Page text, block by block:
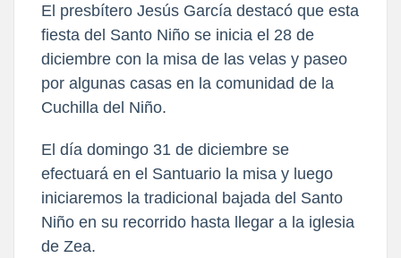
El presbítero Jesús García destacó que esta
fiesta del Santo Niño se inicia el 28 de
diciembre con la misa de las velas y paseo
por algunas casas en la comunidad de la
Cuchilla del Niño.
El día domingo 31 de diciembre se
efectuará en el Santuario la misa y luego
iniciaremos la tradicional bajada del Santo
Niño en su recorrido hasta llegar a la iglesia
de Zea.